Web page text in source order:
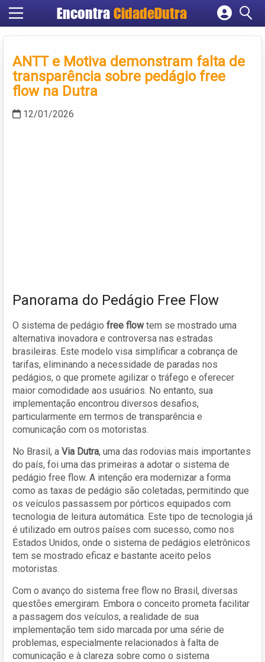
Encontra CidadeDutra
Cadastrar empresa
Criar conta
ANTT e Motiva demonstram falta de
transparência sobre pedágio free
flow na Dutra
12/01/2026
Panorama do Pedágio Free Flow
O sistema de pedágio free flowtem se mostrado uma
alternativa inovadora e controversa nas estradas
brasileiras. Este modelo visa simplificar a cobrança de
tarifas, eliminando a necessidade de paradas nos
pedágios, o que promete agilizar o tráfego e oferecer
maior comodidade aos usuários. No entanto, sua
implementação encontrou diversos desafios,
particularmente em termos de transparência e
comunicação com os motoristas.
No Brasil, a Via Dutra, uma das rodovias mais importantes
do país, foi uma das primeiras a adotar o sistema de
pedágio free flow. A intenção era modernizar a forma
como as taxas de pedágio são coletadas, permitindo que
os veículos passassem por pórticos equipados com
tecnologia de leitura automática. Este tipo de tecnologia já
é utilizado em outros países com sucesso, como nos
Estados Unidos, onde o sistema de pedágios eletrônicos
tem se mostrado eficaz e bastante aceito pelos
motoristas.
Com o avanço do sistema free flow no Brasil, diversas
questões emergiram. Embora o conceito prometa facilitar
a passagem dos veículos, a realidade de sua
implementação tem sido marcada por uma série de
problemas, especialmente relacionados à falta de
comunicação e à clareza sobre como o sistema